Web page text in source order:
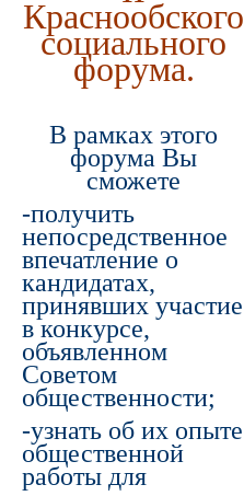
Краснообского
социального
форума.
В рамках этого
форума Вы
сможете
-получить
непосредственное
впечатление о
кандидатах,
принявших участие
в конкурсе,
объявленном
Советом
общественности;
-узнать об их опыте
общественной
работы для